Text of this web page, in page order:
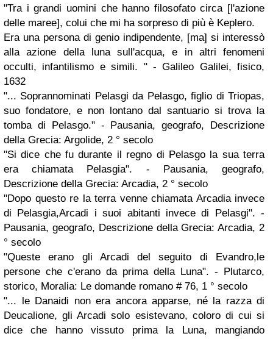
"Tra i grandi uomini che hanno filosofato circa [l'azione
delle maree], colui che mi ha sorpreso di più è Keplero.
Era una persona di genio indipendente, [ma] si interessò
alla azione della luna sull'acqua, e in altri fenomeni
occulti, infantilismo e simili. " - Galileo Galilei, fisico,
1632
"... Soprannominati Pelasgi da Pelasgo, figlio di Triopas,
suo fondatore, e non lontano dal santuario si trova la
tomba di Pelasgo." - Pausania, geografo, Descrizione
della Grecia: Argolide, 2 ° secolo
"Si dice che fu durante il regno di Pelasgo la sua terra
era chiamata Pelasgia". - Pausania, geografo,
Descrizione della Grecia: Arcadia, 2 ° secolo
"Dopo questo re la terra venne chiamata Arcadia invece
di Pelasgia,Arcadi i suoi abitanti invece di Pelasgi". -
Pausania, geografo, Descrizione della Grecia: Arcadia, 2
° secolo
"Queste erano gli Arcadi del seguito di Evandro,le
persone che c'erano da prima della Luna". - Plutarco,
storico, Moralia: Le domande romano # 76, 1 ° secolo
"... le Danaidi non era ancora apparse, né la razza di
Deucalione, gli Arcadi solo esistevano, coloro di cui si
dice che hanno vissuto prima la Luna, mangiando